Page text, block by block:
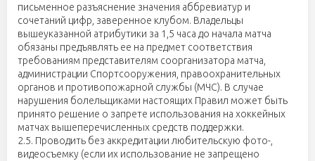
письменное разъяснение значения аббревиатур и
сочетаний цифр, заверенное клубом. Владельцы
вышеуказанной атрибутики за 1,5 часа до начала матча
обязаны предъявлять ее на предмет соответствия
требованиям представителям соорганизатора матча,
администрации Спортсооружения, правоохранительных
органов и противопожарной службы (МЧС). В случае
нарушения болельщиками настоящих Правил может быть
принято решение о запрете использования на хоккейных
матчах вышеперечисленных средств поддержки.
2.5. Проводить без аккредитации любительскую фото-,
видеосъемку (если их использование не запрещено